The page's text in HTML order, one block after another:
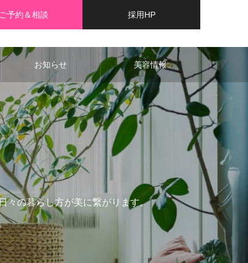
ご予約＆相談 採用HP
お知らせ 美容情報
々の暮らし方が美に繋がります。